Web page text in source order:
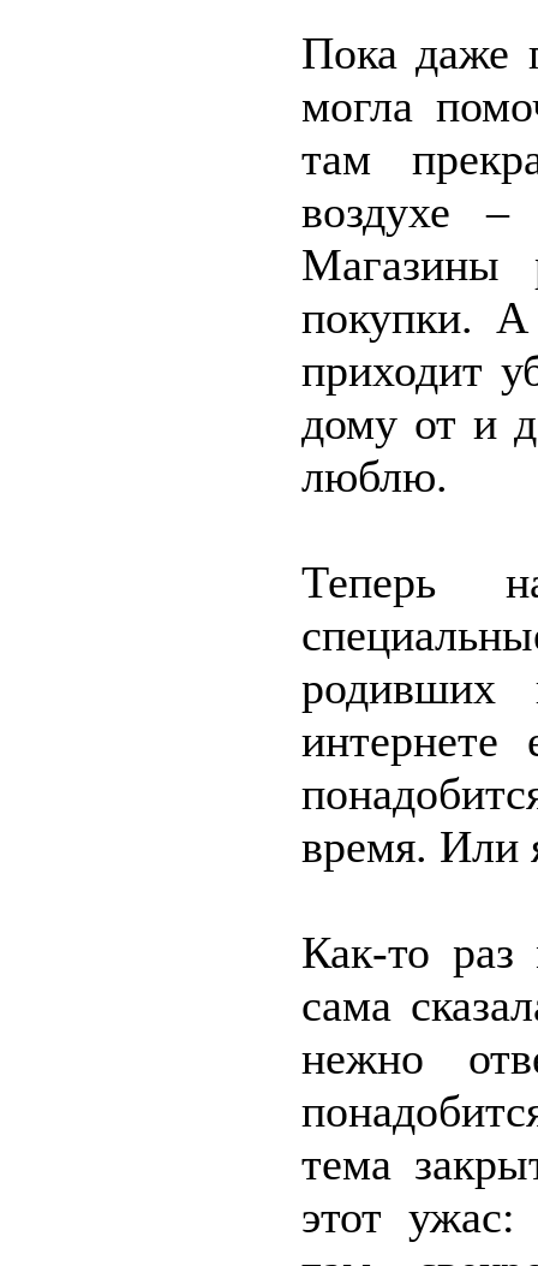
Пока даже
могла
там
воздухе
Магазины
покупки.
приходит
дому от и
люблю.
Теперь
время. Или
Как-то
сама
нежно
тема
этот